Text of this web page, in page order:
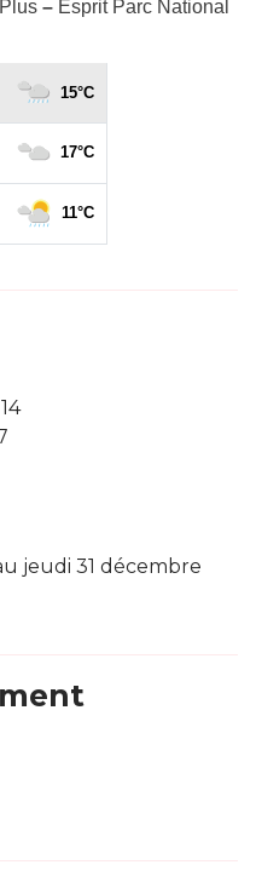
– Esprit Parc National
jeudi 31 décembre